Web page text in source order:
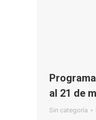
al 21 de
Sin categoría